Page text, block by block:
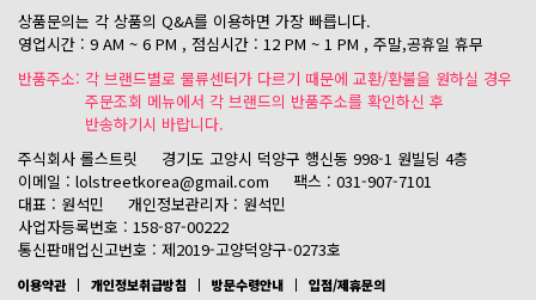
상품문의는 각 상품의 Q&A를 이용하면 가장 빠릅니다.
영업시간 : 9 AM ~ 6 PM , 점심시간 : 12 PM ~ 1 PM , 주말,공휴일 휴무
반품주소: 각 브랜드별로 물류센터가 다르기 때문에 교환/환불을 원하실 경우
주문조회 메뉴에서 각 브랜드의 반품주소를 확인하신 후
반송하기시 바랍니다.
주식회사 롤스트릿
경기도 고양시 덕양구 행신동 998-1 원빌딩 4층
이메일 : lolstreetkorea@gmail.com
팩스 : 031-907-7101
대표 : 원석민
개인정보관리자 : 원석민
사업자등록번호 : 158-87-00222
통신판매업신고번호 : 제2019-고양덕양구-0273호
이용약관 개인정보취급방침 방문수령안내 입점/제휴문의